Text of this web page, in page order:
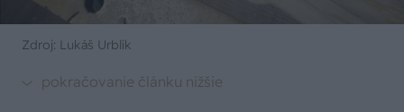
Zdroj: Lukáš Urblík